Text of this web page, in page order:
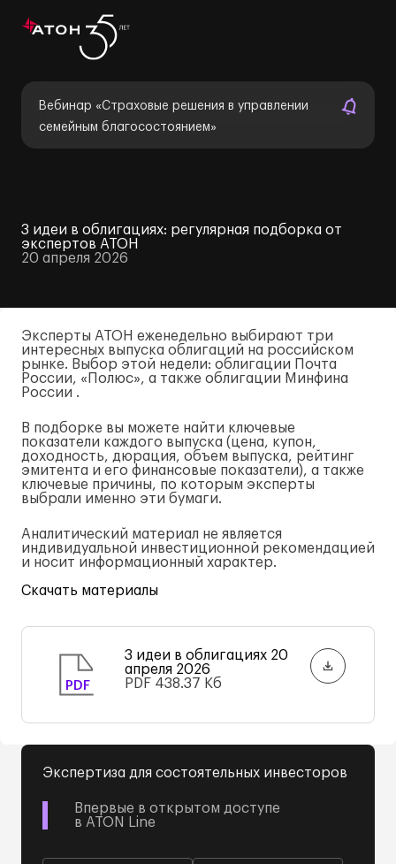
Вебинар «Страховые решения в управлении
семейным благосостоянием»
3 идеи в облигациях: регулярная подборка от
экспертов АТОН
20 апреля 2026
Эксперты АТОН еженедельно выбирают три
интересных выпуска облигаций на российском
рынке. Выбор этой недели: облигации Почта
России, «Полюс», а также облигации Минфина
России .
В подборке вы можете найти ключевые
показатели каждого выпуска (цена, купон,
доходность, дюрация, объем выпуска, рейтинг
эмитента и его финансовые показатели), а также
ключевые причины, по которым эксперты
выбрали именно эти бумаги.
Аналитический материал не является
индивидуальной инвестиционной рекомендацией
и носит информационный характер.
Скачать материалы
PDF
3 идеи в облигациях 20
апреля 2026
PDF 438.37 Кб
Экспертиза для состоятельных инвесторов
Впервые в открытом доступе
в ATON Line